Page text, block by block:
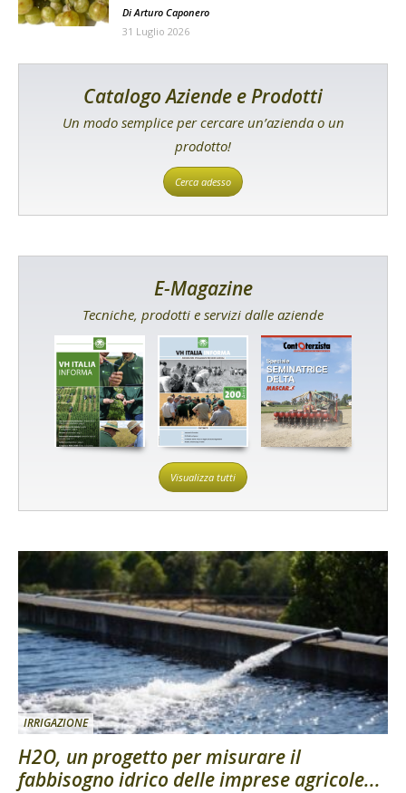
Di Arturo Caponero
31 Luglio 2026
Catalogo Aziende e Prodotti
Un modo semplice per cercare un’azienda o un
prodotto!
Cerca adesso
E-Magazine
Tecniche, prodotti e servizi dalle aziende
Visualizza tutti
IRRIGAZIONE
H2O, un progetto per misurare il
fabbisogno idrico delle imprese agricole...